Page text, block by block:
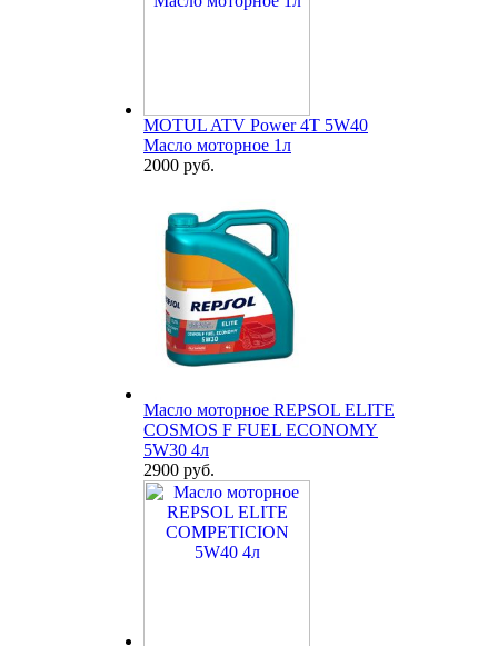
MOTUL ATV Power 4T 5W40
Масло моторное 1л
2000 руб.
Масло моторное REPSOL ELITE
COSMOS F FUEL ECONOMY
5W30 4л
2900 руб.